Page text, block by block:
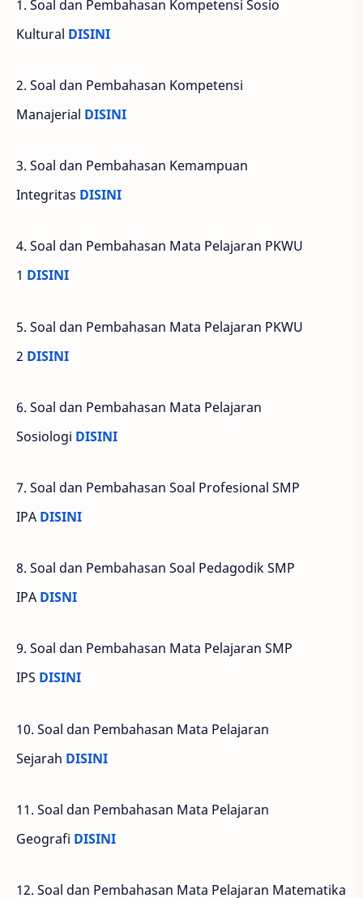
1. Soal dan Pembahasan Kompetensi Sosio
Kultural DISINI
2. Soal dan Pembahasan Kompetensi
Manajerial DISINI
3. Soal dan Pembahasan Kemampuan
Integritas DISINI
4. Soal dan Pembahasan Mata Pelajaran PKWU
1 DISINI
5. Soal dan Pembahasan Mata Pelajaran PKWU
2 DISINI
6. Soal dan Pembahasan Mata Pelajaran
Sosiologi DISINI
7. Soal dan Pembahasan Soal Profesional SMP
IPA DISINI
8. Soal dan Pembahasan Soal Pedagodik SMP
IPA DISNI
9. Soal dan Pembahasan Mata Pelajaran SMP
IPS DISINI
10. Soal dan Pembahasan Mata Pelajaran
Sejarah DISINI
11. Soal dan Pembahasan Mata Pelajaran
Geografi DISINI
12. Soal dan Pembahasan Mata Pelajaran Matematika